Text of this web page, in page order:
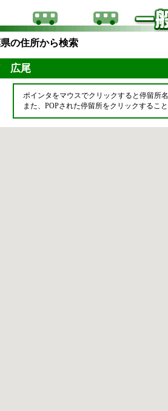
の住所から検索
広尾
ポインタをマウスでクリックすると停留所
また、POPされた停留所をクリックするこ